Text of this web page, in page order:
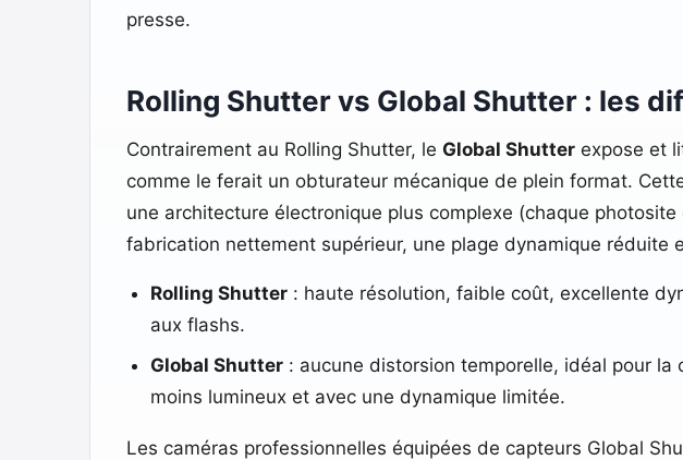
presse.
Rolling Shutter vs Global Shutter : les
Contrairement au Rolling Shutter, le Global Shutterexpose et
comme le ferait un obturateur mécanique de plein format.
une architecture électronique plus complexe (chaque
fabrication nettement supérieur, une plage dynamique réduite
Rolling Shutter: haute résolution, faible coût, excellente
aux flashs.
Global Shutter: aucune distorsion temporelle, idéal pour la
moins lumineux et avec une dynamique limitée.
Les caméras professionnelles équipées de capteurs Global